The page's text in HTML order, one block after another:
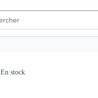
En stock